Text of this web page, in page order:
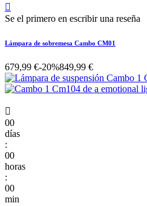

Se el primero en escribir una reseña
Lámpara de sobremesa Cambo CM01
679,99 €-20%849,99 €

00
días
:
00
horas
:
00
min